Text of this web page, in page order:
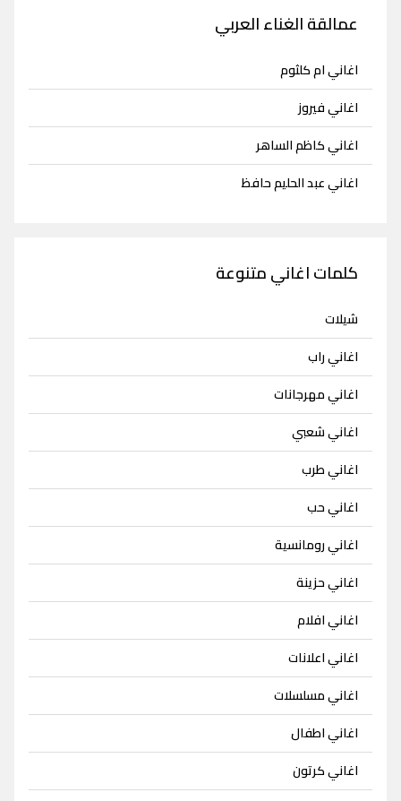
عمالقة الغناء العربي
اغاني ام كلثوم
اغاني فيروز
اغاني كاظم الساهر
اغاني عبد الحليم حافظ
كلمات اغاني متنوعة
شيلات
اغاني راب
اغاني مهرجانات
اغاني شعبي
اغاني طرب
اغاني حب
اغاني رومانسية
اغاني حزينة
اغاني افلام
اغاني اعلانات
اغاني مسلسلات
اغاني اطفال
اغاني كرتون